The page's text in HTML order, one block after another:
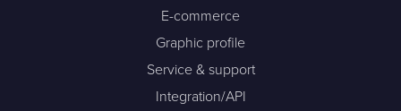
E-commerce
Graphic profile
Service & support
Integration/API